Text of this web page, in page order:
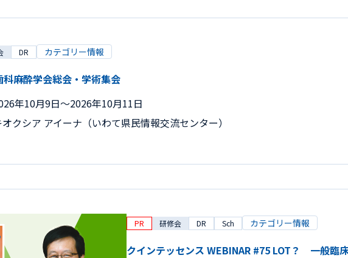
DR カテゴリー情報
麻酔学会総会・学術集会
年10月9日〜2026年10月11日
オクシア アイーナ（いわて県民情報交流センター）
PR 研修会 DR Sch カテゴリー情報
クインテッセンス WEBINAR #75 LOT？ 一般臨